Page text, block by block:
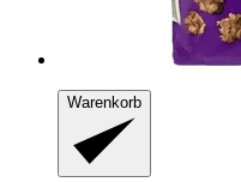
Warenkorb